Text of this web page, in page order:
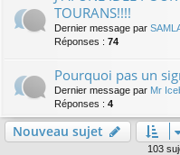
TOURANS!!!!
Dernier message par
Réponses : 74
Pourquoi pas un
Dernier message par Mr
Réponses : 4
Nouveau sujet
103